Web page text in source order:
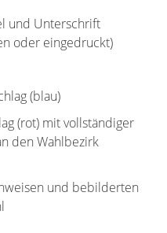
und Unterschrift
oder eingedruckt)
(blau)
(rot) mit vollständiger
den Wahlbezirk
und bebilderten